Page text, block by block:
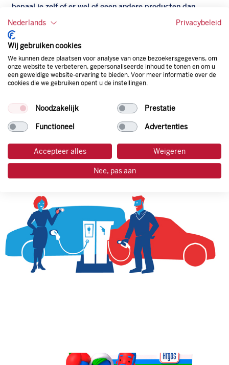
bepaal je zelf of er wel of geen andere producten dan
brandstof mee betaalt kunnen worden.
Bovendien profiteer je altijd van een gegarandeerde
korting. Mocht de pompprijs toch lager zijn dan betaal je
natuurlijk de prijs aan de pomp. Zo ben je altijd verzekerd
van de laagste prijs.
laadpas aanvragen
Nederlands Privacybeleid
Wij gebruiken cookies
We kunnen deze plaatsen voor analyse van onze bezoekersgegevens, om
onze website te verbeteren, gepersonaliseerde inhoud te tonen en om u
een geweldige website-ervaring te bieden. Voor meer informatie over de
cookies die we gebruiken opent u de instellingen.
Noodzakelijk Prestatie
Functioneel Advertenties
Accepteer alles Weigeren
Nee, pas aan